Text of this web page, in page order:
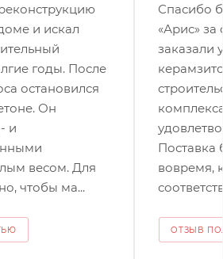
и искал
годы. После
остановился
Он
и
весом. Для
чтобы ма...
Спасибо
«Арис»
заказали
Поставка
вовремя,
ОТЗЫВ